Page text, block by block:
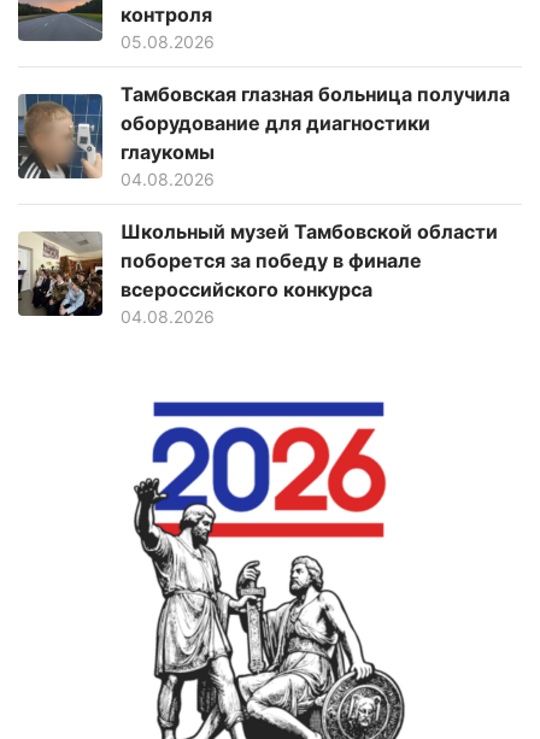
контроля
05.08.2026
Тамбовская глазная больница получила
оборудование для диагностики
глаукомы
04.08.2026
Школьный музей Тамбовской области
поборется за победу в финале
всероссийского конкурса
04.08.2026